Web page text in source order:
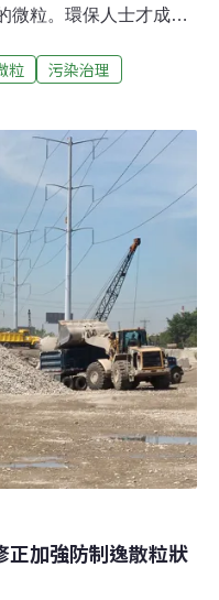
微粒。環保人士才成功
損污染空氣與水倫敦帝
to Zero Pollution
道路磨損顆粒」（
）的52%，每年全球
輛全部轉為電動車，只
在。而且，電動車比普
損反而可能更劇，
類懸浮粒子對人體帶來
物空污問題更大。除此
輪胎添加了
粒
污染治理
正加強防制逸散粒狀